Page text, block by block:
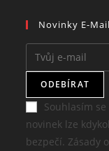
a
new
tab
Novinky E-
ODEBÍRAT
Souhlasím
novinek lze
bezpečí. Zásady